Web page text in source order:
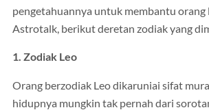
pengetahuannya untuk membantu orang
Astrotalk, berikut deretan zodiak yang
1. Zodiak Leo
Orang berzodiak Leo dikaruniai sifat
hidupnya mungkin tak pernah dari